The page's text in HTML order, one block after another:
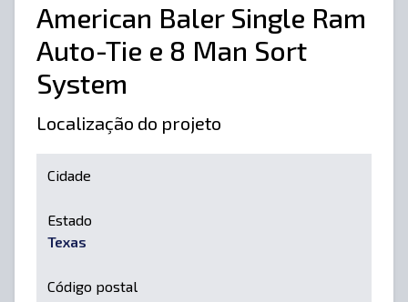
American Baler Single Ram
Auto-Tie e 8 Man Sort
System
Localização do projeto
Cidade
Estado
Texas
Código postal